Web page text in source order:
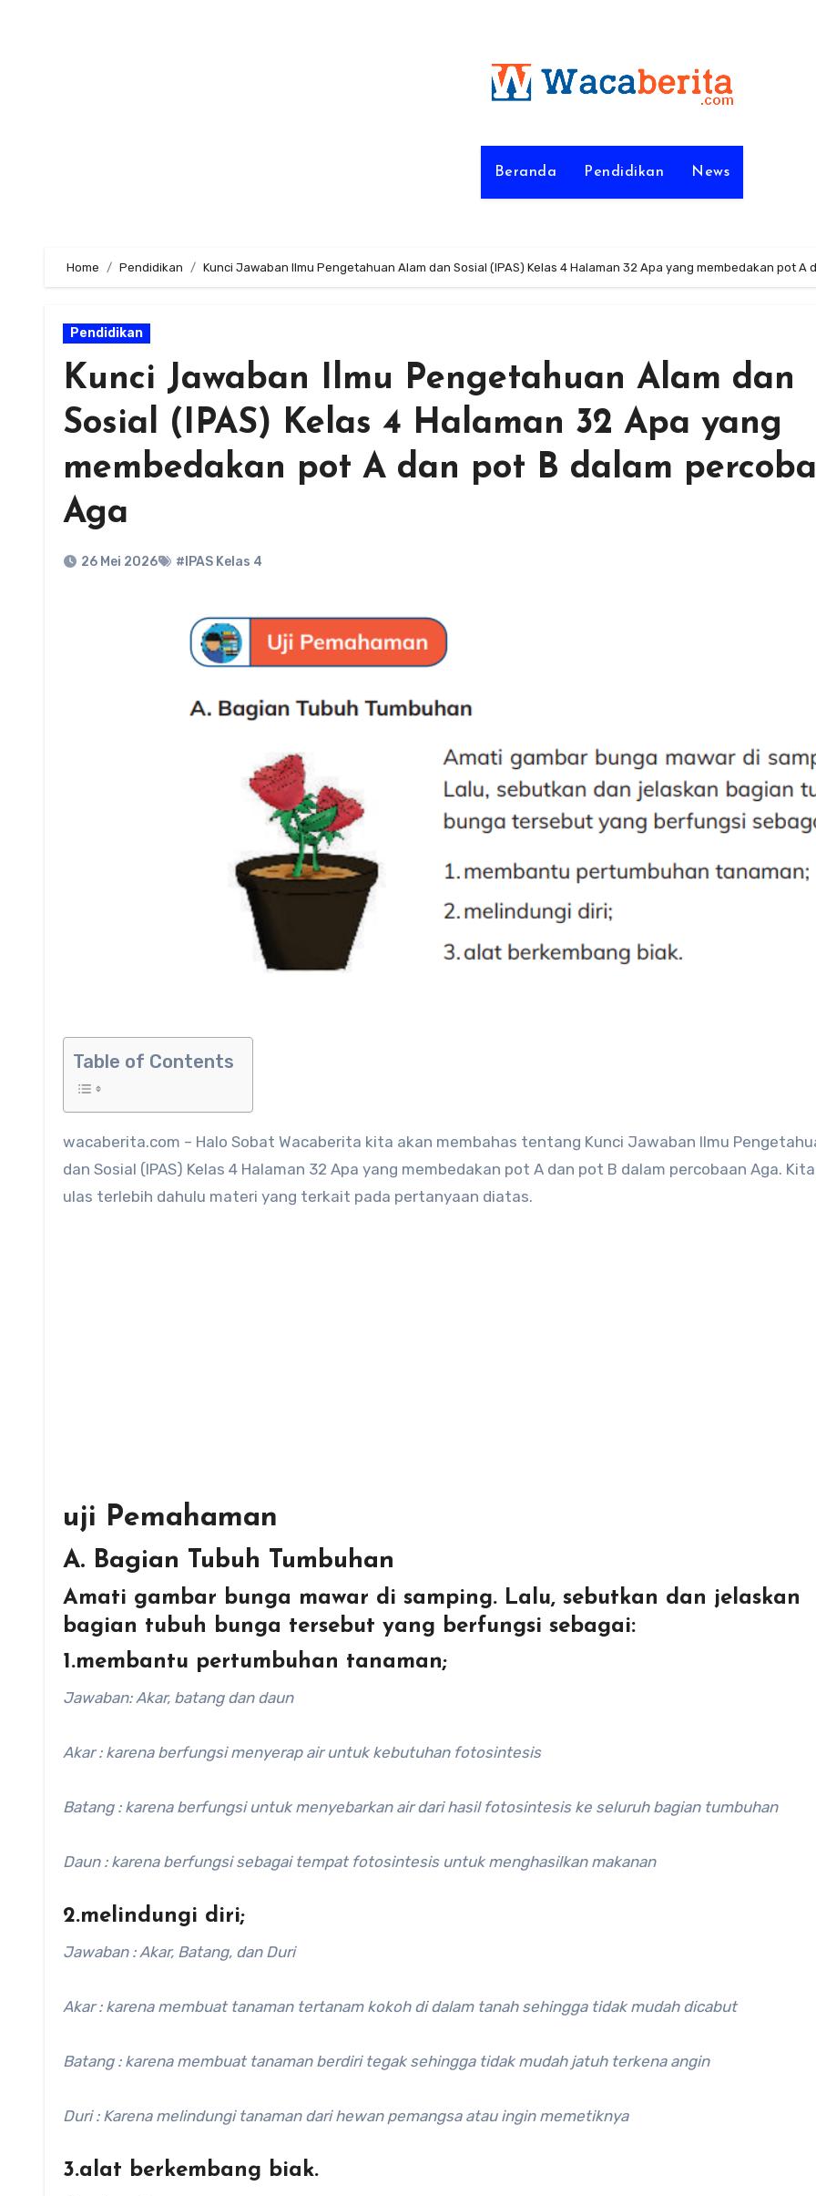
Beranda Pendidikan News
Home Pendidikan Kunci Jawaban Ilmu Pengetahuan Alam dan Sosial (IPAS) Kelas 4 Halaman 32 Apa yang membedakan pot A
Pendidikan
Kunci Jawaban Ilmu Pengetahuan Alam dan
Sosial (IPAS) Kelas 4 Halaman 32 Apa yang
membedakan pot A dan pot B dalam
Aga
26 Mei 2026 #IPAS Kelas 4
Table of Contents
wacaberita.com – Halo Sobat Wacaberita kita akan membahas tentang Kunci Jawaban Ilmu Pengetahuan Alam
dan Sosial (IPAS) Kelas 4 Halaman 32 Apa yang membedakan pot A dan pot B dalam percobaan Aga.
ulas terlebih dahulu materi yang terkait pada pertanyaan diatas.
uji Pemahaman
A. Bagian Tubuh Tumbuhan
Amati gambar bunga mawar di samping. Lalu, sebutkan dan jelaskan
bagian tubuh bunga tersebut yang berfungsi sebagai:
1.membantu pertumbuhan tanaman;
Jawaban: Akar, batang dan daun
Akar : karena berfungsi menyerap air untuk kebutuhan fotosintesis
Batang : karena berfungsi untuk menyebarkan air dari hasil fotosintesis ke seluruh bagian tumbuhan
Daun : karena berfungsi sebagai tempat fotosintesis untuk menghasilkan makanan
2.melindungi diri;
Jawaban : Akar, Batang, dan Duri
Akar : karena membuat tanaman tertanam kokoh di dalam tanah sehingga tidak mudah dicabut
Batang : karena membuat tanaman berdiri tegak sehingga tidak mudah jatuh terkena angin
Duri : Karena melindungi tanaman dari hewan pemangsa atau ingin memetiknya
3.alat berkembang biak.